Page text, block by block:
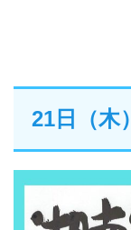
21日（